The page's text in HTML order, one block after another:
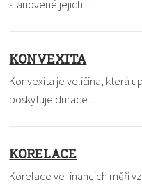
stanovené jejich…
KONVEXITA
Konvexita je veličina, která
poskytuje durace.…
KORELACE
Korelace ve financích měří